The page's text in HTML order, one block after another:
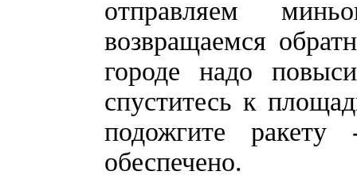
отправляем
возвращаемся
городе надо
спуститесь к
подожгите ракету
обеспечено.